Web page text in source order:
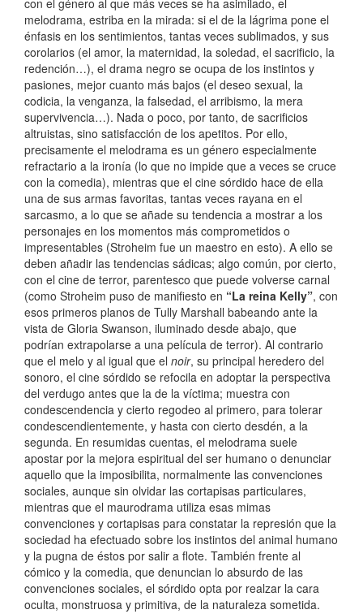
con el género al que más veces se ha asimilado, el
melodrama, estriba en la mirada: si el de la lágrima pone el
énfasis en los sentimientos, tantas veces sublimados, y sus
corolarios (el amor, la maternidad, la soledad, el sacrificio, la
redención…), el drama negro se ocupa de los instintos y
pasiones, mejor cuanto más bajos (el deseo sexual, la
codicia, la venganza, la falsedad, el arribismo, la mera
supervivencia…). Nada o poco, por tanto, de sacrificios
altruistas, sino satisfacción de los apetitos. Por ello,
precisamente el melodrama es un género especialmente
refractario a la ironía (lo que no impide que a veces se cruce
con la comedia), mientras que el cine sórdido hace de ella
una de sus armas favoritas, tantas veces rayana en el
sarcasmo, a lo que se añade su tendencia a mostrar a los
personajes en los momentos más comprometidos o
impresentables (Stroheim fue un maestro en esto). A ello se
deben añadir las tendencias sádicas; algo común, por cierto,
con el cine de terror, parentesco que puede volverse carnal
(como Stroheim puso de manifiesto en “La reina Kelly”, con
esos primeros planos de Tully Marshall babeando ante la
vista de Gloria Swanson, iluminado desde abajo, que
podrían extrapolarse a una película de terror). Al contrario
que el melo y al igual que el noir, su principal heredero del
sonoro, el cine sórdido se refocila en adoptar la perspectiva
del verdugo antes que la de la víctima; muestra con
condescendencia y cierto regodeo al primero, para tolerar
condescendientemente, y hasta con cierto desdén, a la
segunda. En resumidas cuentas, el melodrama suele
apostar por la mejora espiritual del ser humano o denunciar
aquello que la imposibilita, normalmente las convenciones
sociales, aunque sin olvidar las cortapisas particulares,
mientras que el maurodrama utiliza esas mimas
convenciones y cortapisas para constatar la represión que la
sociedad ha efectuado sobre los instintos del animal humano
y la pugna de éstos por salir a flote. También frente al
cómico y la comedia, que denuncian lo absurdo de las
convenciones sociales, el sórdido opta por realzar la cara
oculta, monstruosa y primitiva, de la naturaleza sometida.